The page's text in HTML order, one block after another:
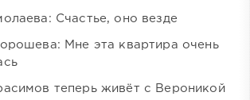
Счастье, оно везде
Мне эта квартира очень
теперь живёт с Вероникой